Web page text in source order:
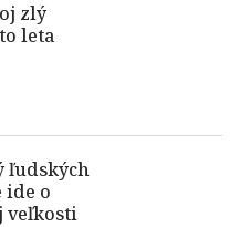
zlý
leta
ľudských
ide o
veľkosti